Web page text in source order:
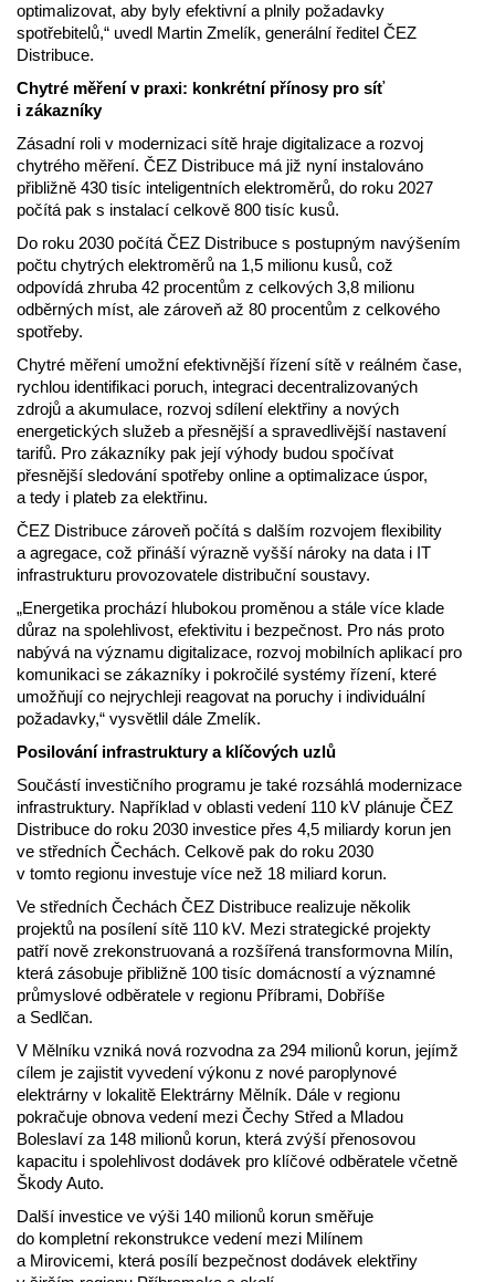
optimalizovat, aby byly efektivní a plnily požadavky
spotřebitelů,“ uvedl Martin Zmelík, generální ředitel ČEZ
Distribuce.
Chytré měření v praxi: konkrétní přínosy pro síť
i zákazníky
Zásadní roli v modernizaci sítě hraje digitalizace a rozvoj
chytrého měření. ČEZ Distribuce má již nyní instalováno
přibližně 430 tisíc inteligentních elektroměrů, do roku 2027
počítá pak s instalací celkově 800 tisíc kusů.
Do roku 2030 počítá ČEZ Distribuce s postupným navýšením
počtu chytrých elektroměrů na 1,5 milionu kusů, což
odpovídá zhruba 42 procentům z celkových 3,8 milionu
odběrných míst, ale zároveň až 80 procentům z celkového
spotřeby.
Chytré měření umožní efektivnější řízení sítě v reálném čase,
rychlou identifikaci poruch, integraci decentralizovaných
zdrojů a akumulace, rozvoj sdílení elektřiny a nových
energetických služeb a přesnější a spravedlivější nastavení
tarifů. Pro zákazníky pak její výhody budou spočívat
přesnější sledování spotřeby online a optimalizace úspor,
a tedy i plateb za elektřinu.
ČEZ Distribuce zároveň počítá s dalším rozvojem flexibility
a agregace, což přináší výrazně vyšší nároky na data i IT
infrastrukturu provozovatele distribuční soustavy.
„Energetika prochází hlubokou proměnou a stále více klade
důraz na spolehlivost, efektivitu i bezpečnost. Pro nás proto
nabývá na významu digitalizace, rozvoj mobilních aplikací pro
komunikaci se zákazníky i pokročilé systémy řízení, které
umožňují co nejrychleji reagovat na poruchy i individuální
požadavky,“ vysvětlil dále Zmelík.
Posilování infrastruktury a klíčových uzlů
Součástí investičního programu je také rozsáhlá modernizace
infrastruktury. Například v oblasti vedení 110 kV plánuje ČEZ
Distribuce do roku 2030 investice přes 4,5 miliardy korun jen
ve středních Čechách. Celkově pak do roku 2030
v tomto regionu investuje více než 18 miliard korun.
Ve středních Čechách ČEZ Distribuce realizuje několik
projektů na posílení sítě 110 kV. Mezi strategické projekty
patří nově zrekonstruovaná a rozšířená transformovna Milín,
která zásobuje přibližně 100 tisíc domácností a významné
průmyslové odběratele v regionu Příbrami, Dobříše
a Sedlčan.
V Mělníku vzniká nová rozvodna za 294 milionů korun, jejímž
cílem je zajistit vyvedení výkonu z nové paroplynové
elektrárny v lokalitě Elektrárny Mělník. Dále v regionu
pokračuje obnova vedení mezi Čechy Střed a Mladou
Boleslaví za 148 milionů korun, která zvýší přenosovou
kapacitu i spolehlivost dodávek pro klíčové odběratele včetně
Škody Auto.
Další investice ve výši 140 milionů korun směřuje
do kompletní rekonstrukce vedení mezi Milínem
a Mirovicemi, která posílí bezpečnost dodávek elektřiny